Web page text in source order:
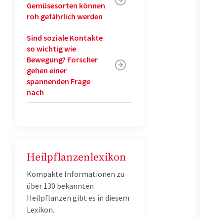
Gemüsesorten können
roh gefährlich werden
Sind soziale Kontakte
so wichtig wie
Bewegung? Forscher
gehen einer
spannenden Frage
nach
Heilpflanzenlexikon
Kompakte Informationen zu
über 130 bekannten
Heilpflanzen gibt es in diesem
Lexikon.